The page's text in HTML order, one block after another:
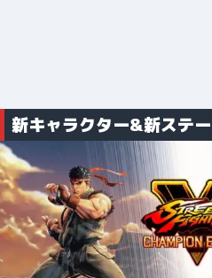
新キャラクター&新ステ